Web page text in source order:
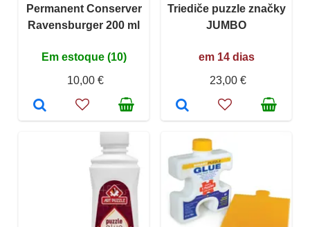
Permanent Conserver
Ravensburger 200 ml
Em estoque (10)
10,00 €
Triediče puzzle značky
JUMBO
em 14 dias
23,00 €